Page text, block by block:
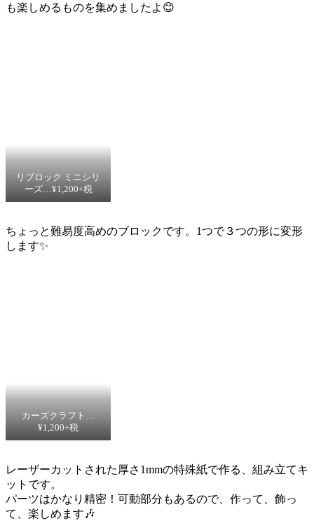
も楽しめるものを集めましたよ😊
リブロック ミニシリ
ーズ…¥1,200+税
ちょっと難易度高めのブロックです。1つで３つの形に変形
します✨
カーズクラフト…
¥1,200+税
レーザーカットされた厚さ1mmの特殊紙で作る、組み立てキ
ットです。
パーツはかなり精密！可動部分もあるので、作って、飾っ
て、楽しめます🎶